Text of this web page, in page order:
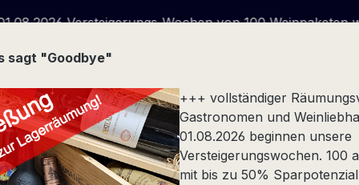
Wochen von 100 Weinpaketen wegen
Stückfass Spezialität Alkoholfrei Präsente
sagt "Goodbye"
+++ vollständiger
Gastronomen und
01.08.2026 beginnen unsere
Versteigerungswochen. 100
mit bis zu 50%